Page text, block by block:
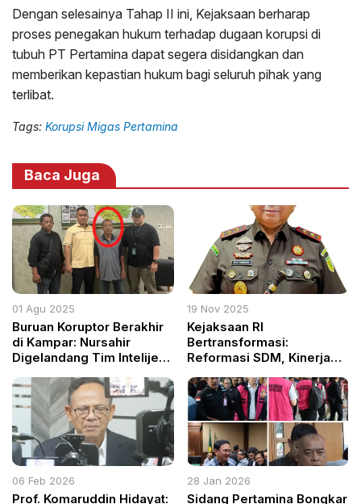
Dengan selesainya Tahap II ini, Kejaksaan berharap
proses penegakan hukum terhadap dugaan korupsi di
tubuh PT Pertamina dapat segera disidangkan dan
memberikan kepastian hukum bagi seluruh pihak yang
terlibat.
Tags: Korupsi Migas Pertamina
Baca Juga
01 Agu 2025
Buruan Koruptor Berakhir
di Kampar: Nursahir
Digelandang Tim Intelijen
19 Nov 2025
Kejaksaan RI
Bertransformasi:
Reformasi SDM, Kinerja
Hukum Humanis
06 Feb 2026
Prof. Komaruddin Hidayat:
28 Jan 2026
Sidang Pertamina Bongkar